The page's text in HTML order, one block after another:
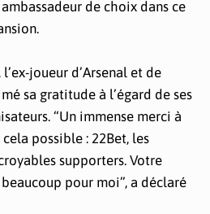
de choix dans ce
joueur d’Arsenal et de
sa gratitude à l’égard de ses
“Un immense merci à
possible : 22Bet, les
supporters. Votre
pour moi”, a déclaré